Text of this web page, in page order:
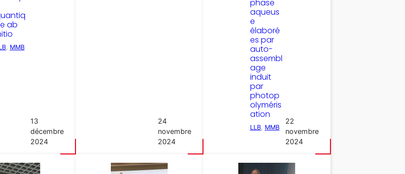
ab
MMB
13
décembre
2024
24
novembre
2024
phase
aqueus
e
élaboré
es par
auto-
assembl
age
induit
par
photop
olyméris
ation
LLB MMB
22
novembre
2024